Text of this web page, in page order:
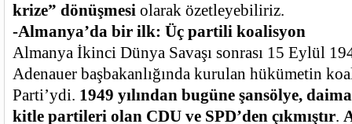
krize” dönüşmesi olarak özetleyebiliriz.
-Almanya’da bir ilk: Üç partili koalisyon
Almanya İkinci Dünya Savaşı sonrası 15 Eylül
Adenauer başbakanlığında kurulan hükümetin
Parti’ydi. 1949 yılından bugüne şansölye,
kitle partileri olan CDU ve SPD’den çıkmıştır.